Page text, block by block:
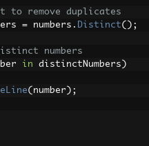
to remove duplicates
= numbers . Distinct();
numbers
in distinctNumbers )
( number );